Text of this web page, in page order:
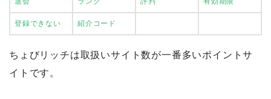
登録できない 紹介コード
ちょびリッチは取扱いサイト数が一番多いポイントサ
イトです。